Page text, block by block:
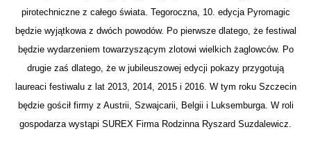
pirotechniczne z całego świata. Tegoroczna, 10. edycja Pyromagic
będzie wyjątkowa z dwóch powodów. Po pierwsze dlatego, że festiwal
będzie wydarzeniem towarzyszącym zlotowi wielkich żaglowców. Po
drugie zaś dlatego, że w jubileuszowej edycji pokazy przygotują
laureaci festiwalu z lat 2013, 2014, 2015 i 2016. W tym roku Szczecin
będzie gościł firmy z Austrii, Szwajcarii, Belgii i Luksemburga. W roli
gospodarza wystąpi SUREX Firma Rodzinna Ryszard Suzdalewicz.